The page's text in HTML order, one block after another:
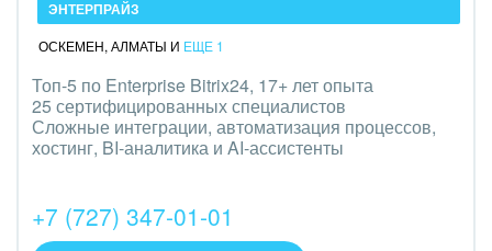
Мебель, лес, деревообработка
Медицина и фармацевтика
Металлургия
Нефть, газ
ЭНТЕРПРАЙЗ
ОСКЕМЕН, АЛМАТЫ И ЕЩЕ 1
Топ-5 по Enterprise Bitrix24, 17+ лет опыта
25 сертифицированных специалистов
Сложные интеграции, автоматизация процессов,
хостинг, BI-аналитика и AI-ассистенты
+7 (727) 347-01-01